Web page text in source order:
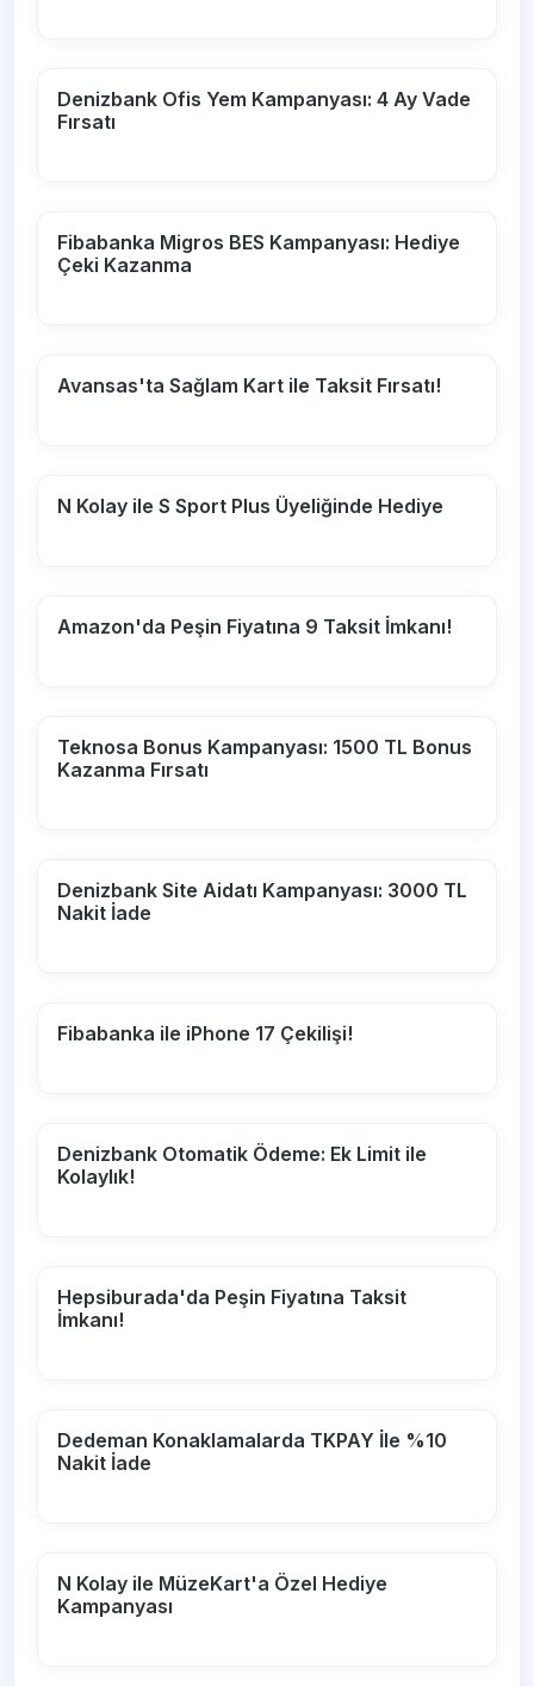
Denizbank Ofis Yem Kampanyası: 4 Ay Vade
Fırsatı
Fibabanka Migros BES Kampanyası: Hediye
Çeki Kazanma
Avansas'ta Sağlam Kart ile Taksit Fırsatı!
N Kolay ile S Sport Plus Üyeliğinde Hediye
Amazon'da Peşin Fiyatına 9 Taksit İmkanı!
Teknosa Bonus Kampanyası: 1500 TL Bonus
Kazanma Fırsatı
Denizbank Site Aidatı Kampanyası: 3000 TL
Nakit İade
Fibabanka ile iPhone 17 Çekilişi!
Denizbank Otomatik Ödeme: Ek Limit ile
Kolaylık!
Hepsiburada'da Peşin Fiyatına Taksit
İmkanı!
Dedeman Konaklamalarda TKPAY İle %10
Nakit İade
N Kolay ile MüzeKart'a Özel Hediye
Kampanyası